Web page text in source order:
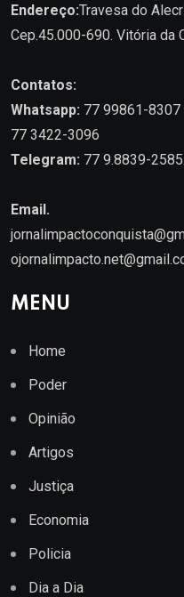
Endereço:Travesa do
Cep.45.000-690. Vitória da
Contatos:
Whatsapp: 77 99861-8307
77 3422-3096
Telegram: 77 9.8839-2585.
Email.
MENU
Home
Poder
Opinião
Artigos
Justiça
Economia
Policia
Dia a Dia